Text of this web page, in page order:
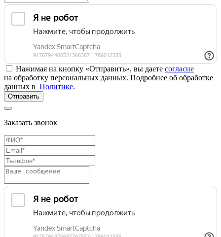
Нажимая на кнопку «Отправить», вы даете согласие
на обработку персональных данных. Подробнее об обработке
данных в Политике.
Отправить
Заказать звонок